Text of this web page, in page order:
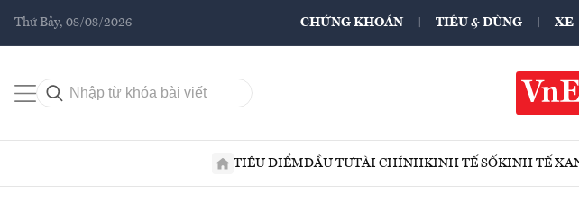
Thứ Bảy, 08/08/2026 CHỨNG KHOÁN TIÊU & DÙNG XE
TIÊU ĐIỂMĐẦU TƯTÀI CHÍNHKINH TẾ SỐKINH TẾ